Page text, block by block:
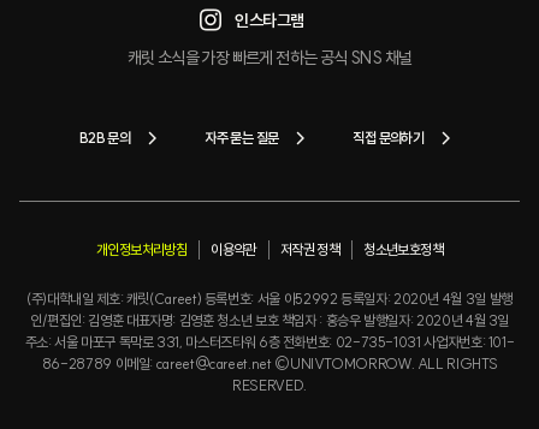
인스타그램
캐릿 소식을 가장 빠르게 전하는 공식 SNS 채널
B2B 문의 자주 묻는 질문 직접 문의하기
개인정보처리방침 이용약관 저작권 정책 청소년보호정책
(주)대학내일 제호: 캐릿(Careet) 등록번호: 서울 아52992 등록일자: 2020년 4월 3일 발행
인/편집인: 김영훈 대표자명: 김영훈 청소년 보호 책임자 : 홍승우 발행일자: 2020년 4월 3일
주소: 서울 마포구 독막로 331, 마스터즈타워 6층 전화번호: 02-735-1031 사업자번호: 101-
86-28789 이메일: careet@careet.net ©UNIVTOMORROW. ALL RIGHTS
RESERVED.